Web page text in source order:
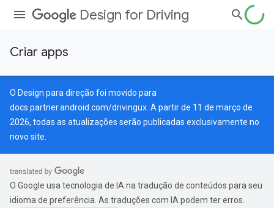
Design for Driving
Criar apps
O Design para direção foi movido para
docs.partner.android.com/drivingux . A partir de 11 de março de
2026, todas as atualizações serão publicadas exclusivamente no
novo site.
O Google usa tecnologia de IA na tradução de conteúdos para seu
idioma de preferência. As traduções com IA podem ter erros.